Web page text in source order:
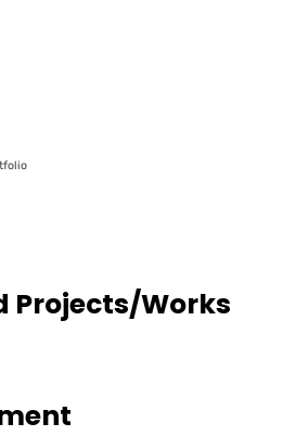
Projects/Works